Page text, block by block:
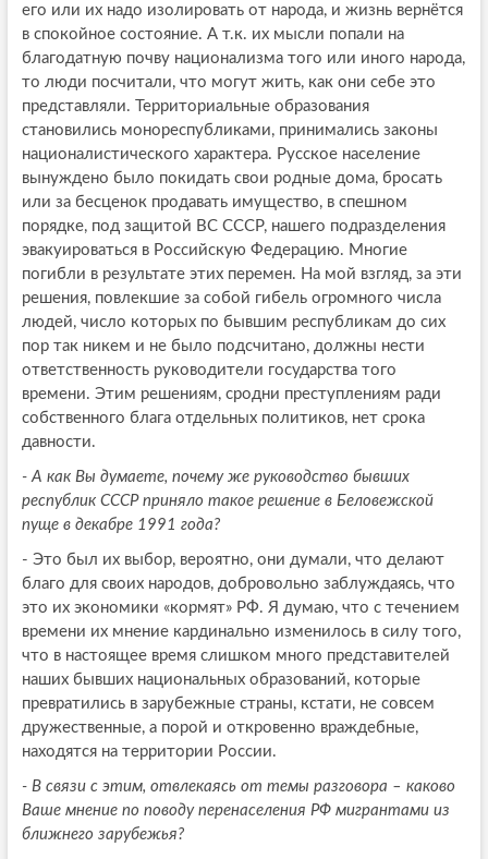
его или их надо изолировать от народа, и жизнь вернётся
в спокойное состояние. А т.к. их мысли попали на
благодатную почву национализма того или иного народа,
то люди посчитали, что могут жить, как они себе это
представляли. Территориальные образования
становились монореспубликами, принимались законы
националистического характера. Русское население
вынуждено было покидать свои родные дома, бросать
или за бесценок продавать имущество, в спешном
порядке, под защитой ВС СССР, нашего подразделения
эвакуироваться в Российскую Федерацию. Многие
погибли в результате этих перемен. На мой взгляд, за эти
решения, повлекшие за собой гибель огромного числа
людей, число которых по бывшим республикам до сих
пор так никем и не было подсчитано, должны нести
ответственность руководители государства того
времени. Этим решениям, сродни преступлениям ради
собственного блага отдельных политиков, нет срока
давности.
- А как Вы думаете, почему же руководство бывших
республик СССР приняло такое решение в Беловежской
пуще в декабре 1991 года?
- Это был их выбор, вероятно, они думали, что делают
благо для своих народов, добровольно заблуждаясь, что
это их экономики «кормят» РФ. Я думаю, что с течением
времени их мнение кардинально изменилось в силу того,
что в настоящее время слишком много представителей
наших бывших национальных образований, которые
превратились в зарубежные страны, кстати, не совсем
дружественные, а порой и откровенно враждебные,
находятся на территории России.
- В связи с этим, отвлекаясь от темы разговора – каково
Ваше мнение по поводу перенаселения РФ мигрантами из
ближнего зарубежья?